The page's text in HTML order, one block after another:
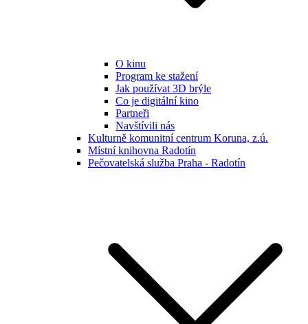
O kinu
Program ke stažení
Jak používat 3D brýle
Co je digitální kino
Partneři
Navštívili nás
Kulturně komunitní centrum Koruna, z.ú.
Místní knihovna Radotín
Pečovatelská služba Praha - Radotín